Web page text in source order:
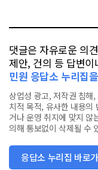
댓글은 자유로운 의
제안, 건의 등 답변
민원 응답소 누리집
상업성 광고, 저작권 침해
치적 목적, 유사한 내용의
거나 운영 취지에 맞지 않
의해 통보없이 삭제될 수
응답소 누리집 바로